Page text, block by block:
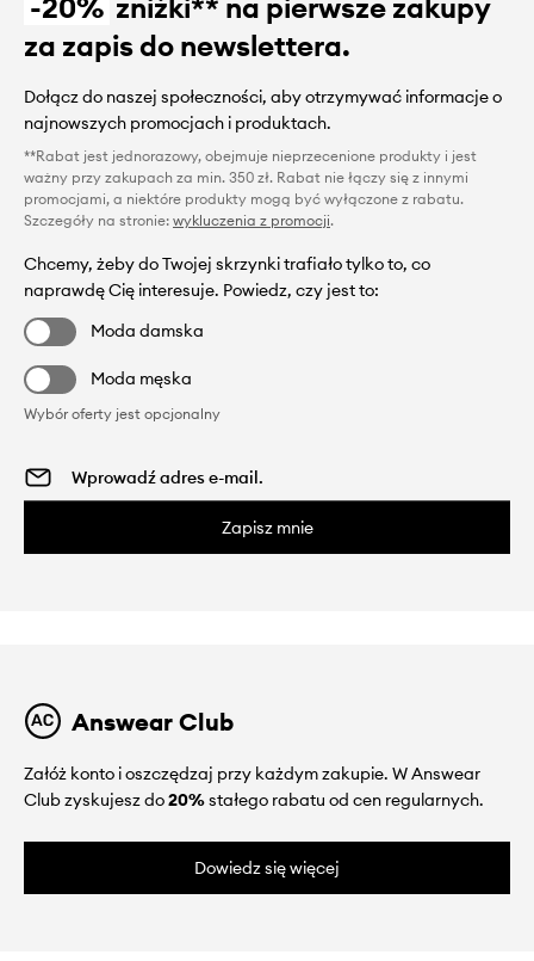
za zapis do newslettera.
Dołącz do naszej społeczności, aby otrzymywać informacje o
najnowszych promocjach i produktach.
**Rabat jest jednorazowy, obejmuje nieprzecenione produkty i jest
ważny przy zakupach za min. 350 zł. Rabat nie łączy się z innymi
promocjami, a niektóre produkty mogą być wyłączone z rabatu.
Szczegóły na stronie: wykluczenia z promocji.
Chcemy, żeby do Twojej skrzynki trafiało tylko to, co
naprawdę Cię interesuje. Powiedz, czy jest to:
Moda damska
Moda męska
Wybór oferty jest opcjonalny
Zapisz mnie
Answear Club
Załóż konto i oszczędzaj przy każdym zakupie. W Answear
Club zyskujesz do20%stałego rabatu od cen regularnych.
Dowiedz się więcej